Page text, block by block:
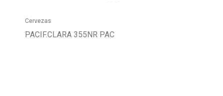
Cervezas
PACIF.CLARA 355NR PAC